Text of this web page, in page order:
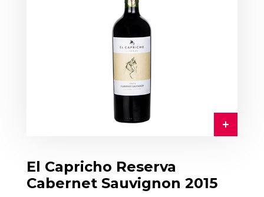
El Capricho Reserva
Cabernet Sauvignon 2015